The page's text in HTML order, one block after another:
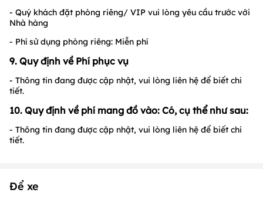
- Quý khách đặt phòng riêng/ VIP vui lòng yêu cầu trước với
Nhà hàng
- Phí sử dụng phòng riêng: Miễn phí
9. Quy định về Phí phục vụ
- Thông tin đang được cập nhật, vui lòng liên hệ để biết chi
tiết.
10. Quy định về phí mang đồ vào: Có, cụ thể như sau:
- Thông tin đang được cập nhật, vui lòng liên hệ để biết chi
tiết.
Để xe